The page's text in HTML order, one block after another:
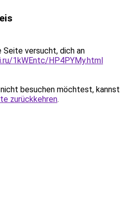
Seite versucht, dich an
1kWEntc/HP4PYMy.html
besuchen möchtest, kannst
zurückkehren.